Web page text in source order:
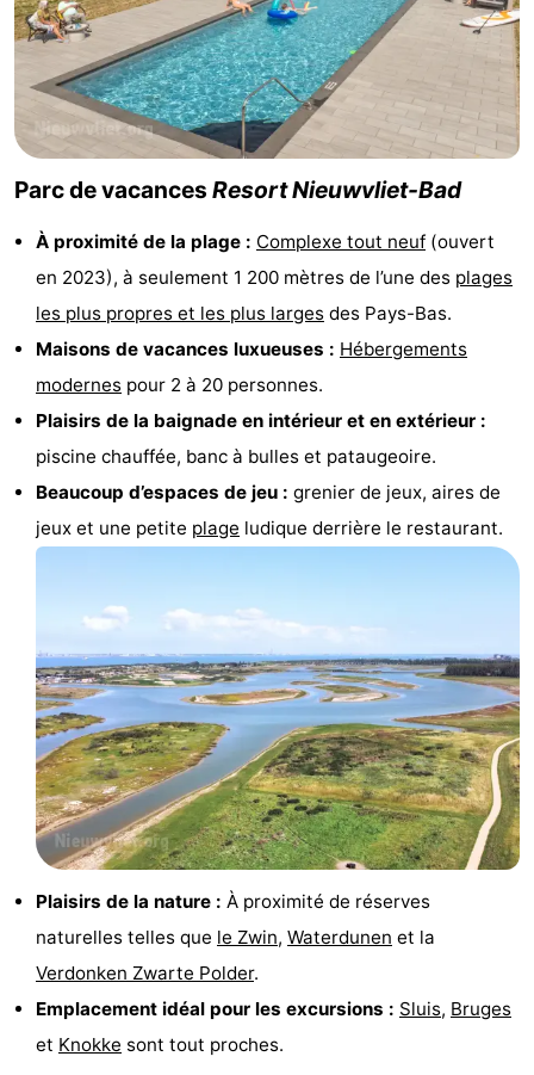
de
Aires
jeux
-
Bowling
Parcours
mini-
golf
Centres
bien-
être
villes
Nature
Sports
Piscines
du
vélo
Randonnée
-
Équitation
de
golf
Surfen
Peche
Sportive
Equitation
Glossopètre
Observation
des
phoques
Boire
manger
Événements
Pratiques
Forum
Parc de vacances Resort Nieuwvliet-Bad
À proximité de la plage : Complexe tout neuf (ouvert
en 2023), à seulement 1 200 mètres de l’une des plages
les plus propres et les plus larges des Pays-Bas.
Maisons de vacances luxueuses : Hébergements
modernes pour 2 à 20 personnes.
Plaisirs de la baignade en intérieur et en extérieur :
piscine chauffée, banc à bulles et pataugeoire.
Beaucoup d’espaces de jeu : grenier de jeux, aires de
jeux et une petite plage ludique derrière le restaurant.
Plaisirs de la nature : À proximité de réserves
naturelles telles que le Zwin, Waterdunen et la
Verdonken Zwarte Polder.
Emplacement idéal pour les excursions : Sluis, Bruges
et Knokke sont tout proches.